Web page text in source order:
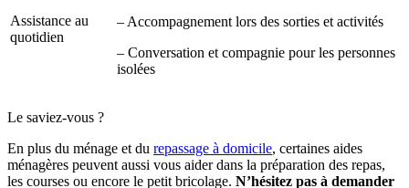
Assistance au
quotidien
– Accompagnement lors des sorties et activités
– Conversation et compagnie pour les personnes
isolées
Le saviez-vous ?
En plus du ménage et du repassage à domicile, certaines aides
ménagères peuvent aussi vous aider dans la préparation des repas,
les courses ou encore le petit bricolage. N’hésitez pas à demander